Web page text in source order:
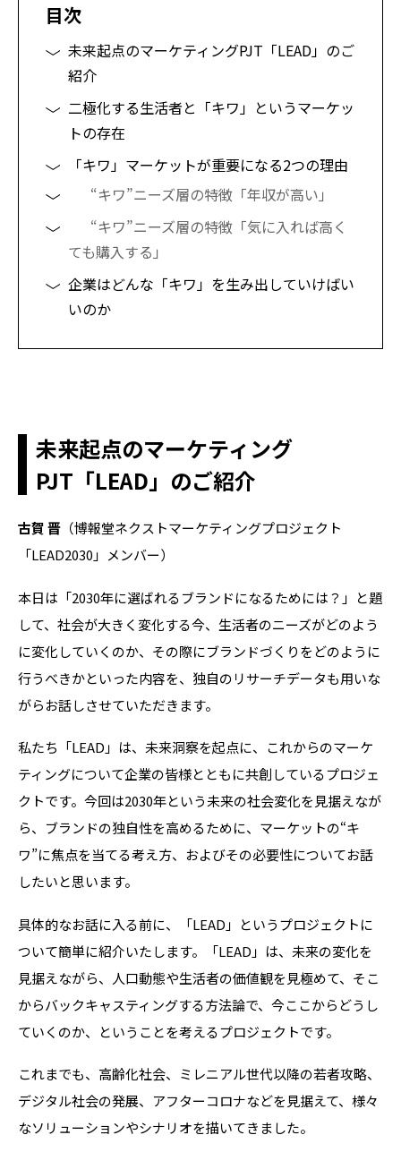
目次
未来起点のマーケティングPJT「LEAD」のご
紹介
二極化する生活者と「キワ」というマーケッ
トの存在
「キワ」マーケットが重要になる2つの理由
“キワ”ニーズ層の特徴「年収が高い」
“キワ”ニーズ層の特徴「気に入れば高く
ても購入する」
企業はどんな「キワ」を生み出していけばい
いのか
未来起点のマーケティング
PJT「LEAD」のご紹介
古賀 晋 （博報堂ネクストマーケティングプロジェクト
「LEAD2030」メンバー）
本日は「2030年に選ばれるブランドになるためには？」と題
して、社会が大きく変化する今、生活者のニーズがどのよう
に変化していくのか、その際にブランドづくりをどのように
行うべきかといった内容を、独自のリサーチデータも用いな
がらお話しさせていただきます。
私たち「LEAD」は、未来洞察を起点に、これからのマーケ
ティングについて企業の皆様とともに共創しているプロジェ
クトです。今回は2030年という未来の社会変化を見据えなが
ら、ブランドの独自性を高めるために、マーケットの“キ
ワ”に焦点を当てる考え方、およびその必要性についてお話
したいと思います。
具体的なお話に入る前に、「LEAD」というプロジェクトに
ついて簡単に紹介いたします。
「LEAD」 は、未来の変化を
見据えながら、人口動態や生活者の価値観を見極めて、そこ
からバックキャスティングする方法論で、今ここからどうし
ていくのか、ということを考えるプロジェクトです。
これまでも、高齢化社会、ミレニアル世代以降の若者攻略、
デジタル社会の発展、アフターコロナなどを見据えて、様々
なソリューションやシナリオを描いてきました。